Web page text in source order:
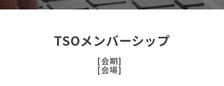
TSOメンバーシップ
[会期]
[会場]